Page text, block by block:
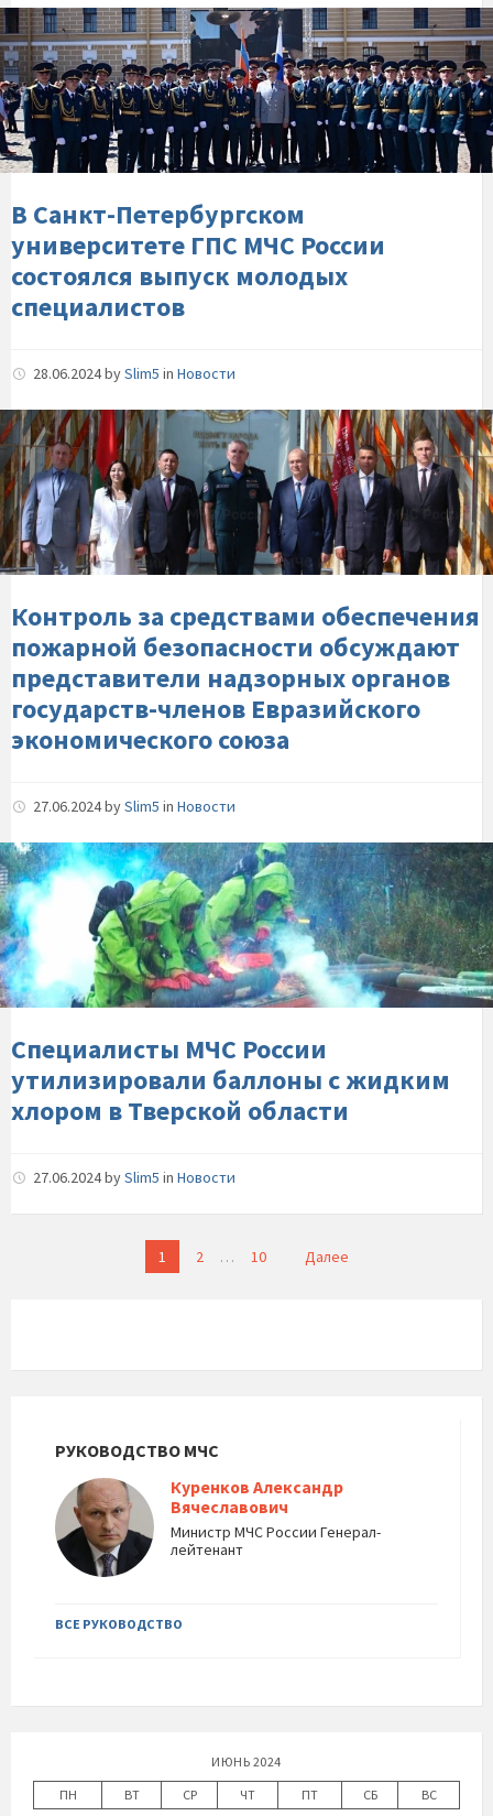
В-
Санкт-
Петербургском-
университете-
ГПС-
МЧС-
России-
состоялся-
молодых-
специалистов
В Санкт-Петербургском
университете ГПС МЧС России
состоялся выпуск молодых
специалистов
28.06.2024bySlim5 in Новости
Контроль-
за-
средствами-
обеспечения-
пожарной-
безопасности-
обсуждают-
представители-
надзорных-
органов-
государств-
членов-
Евразийского-
Контроль за средствами обеспечения
пожарной безопасности обсуждают
представители надзорных органов
государств-членов Евразийского
экономического союза
27.06.2024bySlim5 in Новости
Специалисты-
МЧС-
России-
утилизировали-
баллоны-
с-
жидким-
хлором-
Тверской-
области
Специалисты МЧС России
утилизировали баллоны с жидким
хлором в Тверской области
27.06.2024bySlim5 in Новости
1 2 … 10 Далее
РУКОВОДСТВО МЧС
Куренков Александр
Вячеславович
Министр МЧС России Генерал-
лейтенант
ВСЕ РУКОВОДСТВО
ИЮНЬ 2024
ПН
ВТ СР ЧТ ПТ СБ
ВС